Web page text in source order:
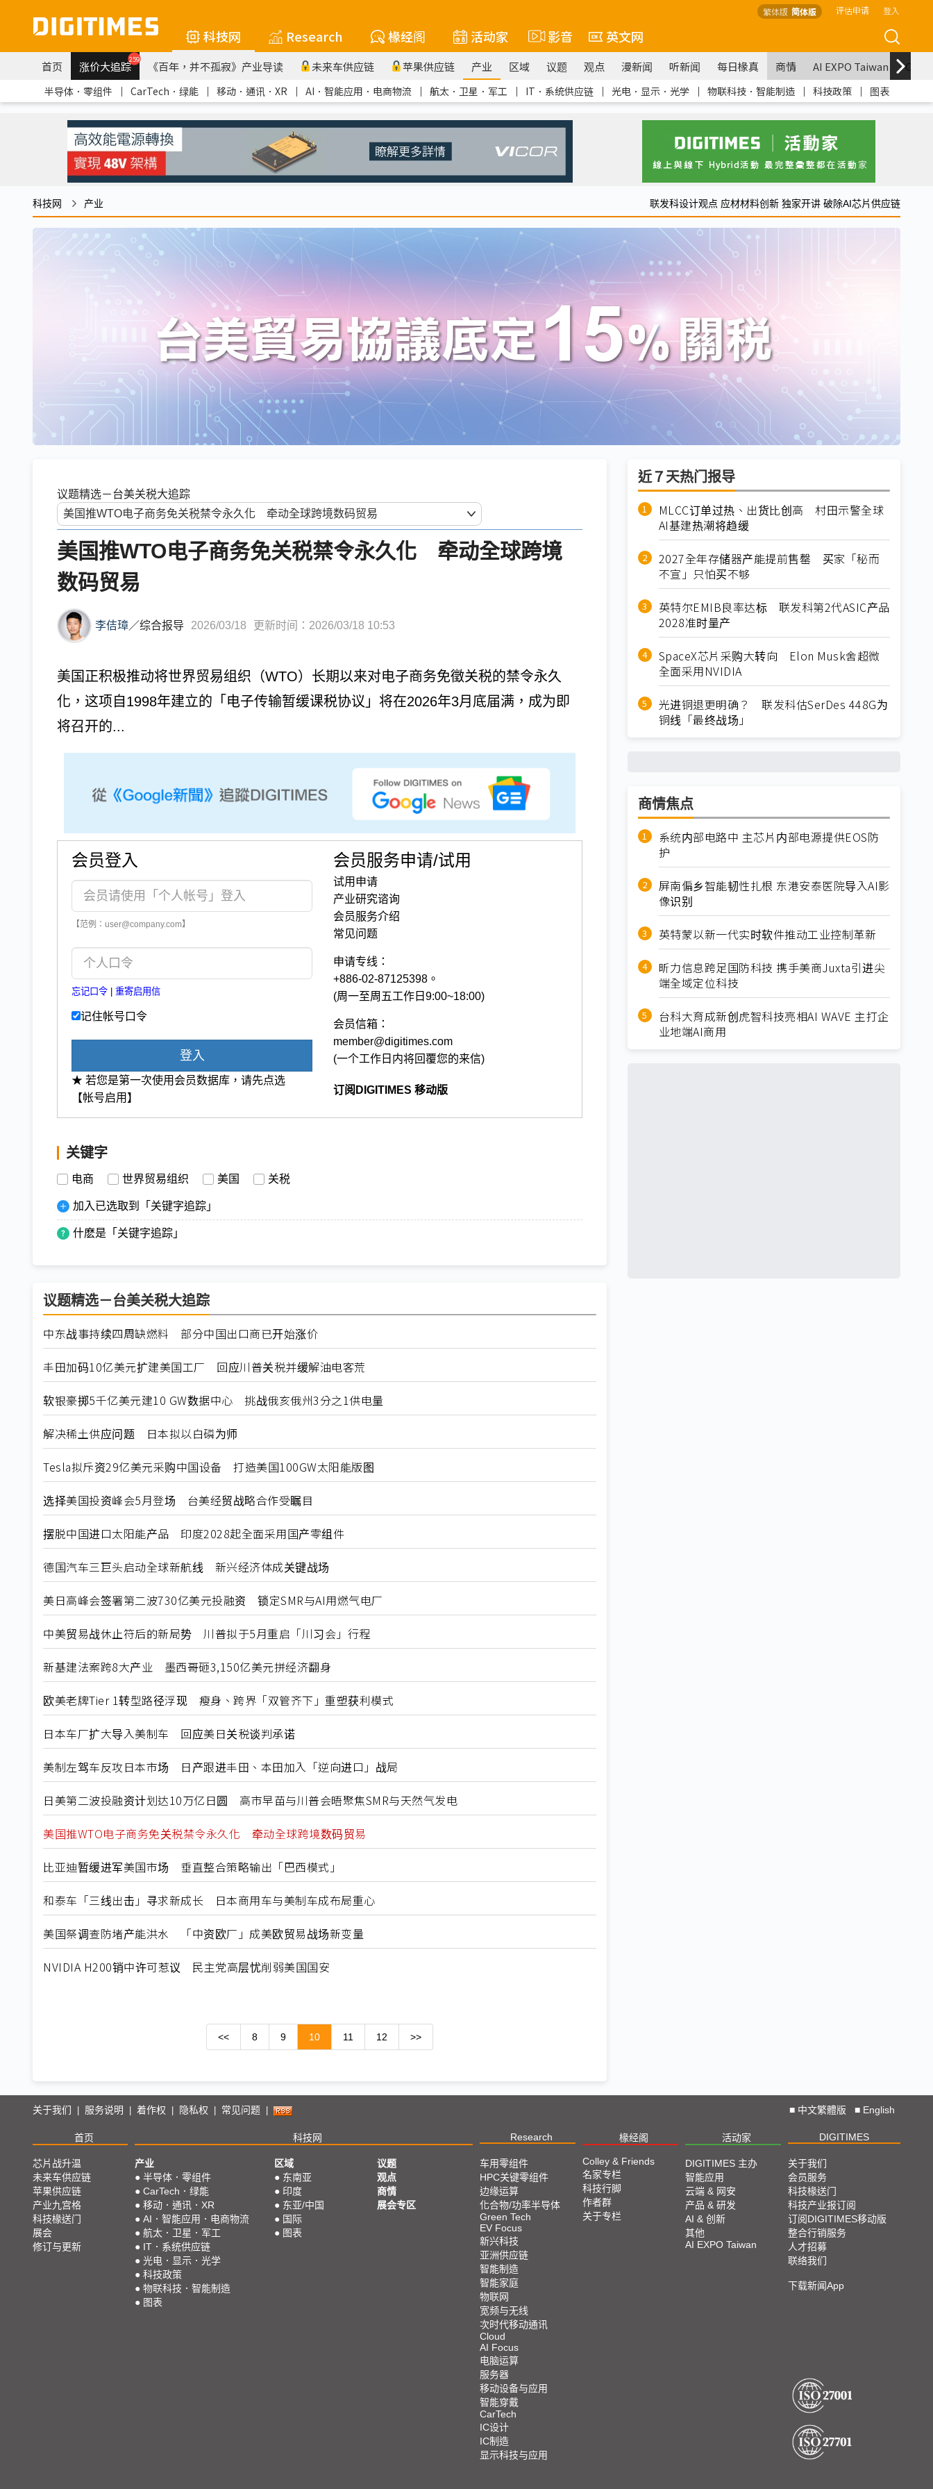
繁体版 简体版 评估申请 登入
科技网 Research 椽经阁 活动家 影音 英文网
首页 涨价大追踪259 《百年，并不孤寂》产业导读 未来车供应链 苹果供应链 产业 区域 议题 观点 漫新闻 听新闻 每日椽真 商情 AI EXPO Taiwan
半导体．零组件 ｜ CarTech．绿能 ｜ 移动．通讯．XR ｜ AI．智能应用．电商物流 ｜ 航太．卫星．军工 ｜ IT．系统供应链 ｜ 光电．显示．光学 ｜ 物联科技．智能制造 ｜ 科技政策 ｜ 图表
科技网 产业 联发科设计观点 应材材料创新 独家开讲 破除AI芯片供应链
议题精选－台美关税大追踪
美国推WTO电子商务免关税禁令永久化 牵动全球跨境
数码贸易
李佶璋／综合报导 2026/03/18 更新时间：2026/03/18 10:53
美国正积极推动将世界贸易组织（WTO）长期以来对电子商务免徵关税的禁令永久
化，这项自1998年建立的「电子传输暂缓课税协议」将在2026年3月底届满，成为即
将召开的...
会员登入
【范例：user@company.com】
忘记口令 重寄启用信
记住帐号口令
登入
★ 若您是第一次使用会员数据库，请先点选
【帐号启用】
会员服务申请/试用
试用申请
产业研究谘询
会员服务介绍
常见问题
申请专线：
+886-02-87125398。
(周一至周五工作日9:00~18:00)
会员信箱：
member@digitimes.com
(一个工作日内将回覆您的来信)
订阅DIGITIMES 移动版
关键字
电商 世界贸易组织 美国 关税
加入已选取到「关键字追踪」
什麽是「关键字追踪」
议题精选－台美关税大追踪
中东战事持续四周缺燃料 部分中国出口商已开始涨价
丰田加码10亿美元扩建美国工厂 回应川普关税并缓解油电客荒
软银豪掷5千亿美元建10 GW数据中心 挑战俄亥俄州3分之1供电量
解决稀土供应问题 日本拟以白磷为师
Tesla拟斥资29亿美元采购中国设备 打造美国100GW太阳能版图
选择美国投资峰会5月登场 台美经贸战略合作受瞩目
摆脱中国进口太阳能产品 印度2028起全面采用国产零组件
德国汽车三巨头启动全球新航线 新兴经济体成关键战场
美日高峰会签署第二波730亿美元投融资 锁定SMR与AI用燃气电厂
中美贸易战休止符后的新局势 川普拟于5月重启「川习会」行程
新基建法案跨8大产业 墨西哥砸3,150亿美元拼经济翻身
欧美老牌Tier 1转型路径浮现 瘦身、跨界「双管齐下」重塑获利模式
日本车厂扩大导入美制车 回应美日关税谈判承诺
美制左驾车反攻日本市场 日产跟进丰田、本田加入「逆向进口」战局
日美第二波投融资计划达10万亿日圆 高市早苗与川普会晤聚焦SMR与天然气发电
美国推WTO电子商务免关税禁令永久化 牵动全球跨境数码贸易
比亚迪暂缓进军美国市场 垂直整合策略输出「巴西模式」
和泰车「三线出击」寻求新成长 日本商用车与美制车成布局重心
美国祭调查防堵产能洪水 「中资欧厂」成美欧贸易战场新变量
NVIDIA H200销中许可惹议 民主党高层忧削弱美国国安
<< 8 9 10 11 12 >>
近７天热门报导
MLCC订单过热、出货比创高 村田示警全球
AI基建热潮将趋缓
2027全年存储器产能提前售罄 买家「秘而
不宣」只怕买不够
英特尔EMIB良率达标 联发科第2代ASIC产品
2028准时量产
SpaceX芯片采购大转向 Elon Musk舍超微
全面采用NVIDIA
光进铜退更明确？ 联发科估SerDes 448G为
铜线「最终战场」
商情焦点
系统内部电路中 主芯片内部电源提供EOS防
护
屏南偏乡智能韧性扎根 东港安泰医院导入AI影
像识别
英特蒙以新一代实时软件推动工业控制革新
昕力信息跨足国防科技 携手美商Juxta引进尖
端全域定位科技
台科大育成新创虎智科技亮相AI WAVE 主打企
业地端AI商用
关于我们 服务说明 着作权 隐私权 常见问题 ■ 中文繁體版 ■ English
首页 科技网 Research 椽经阁 活动家 DIGITIMES
芯片战升温
未来车供应链
苹果供应链
产业九宫格
科技椽送门
展会
修订与更新
产业
● 半导体．零组件
● CarTech．绿能
● 移动．通讯．XR
● AI．智能应用．电商物流
● 航太．卫星．军工
● IT．系统供应链
● 光电．显示．光学
● 科技政策
● 物联科技．智能制造
● 图表
区域
● 东南亚
● 印度
● 东亚/中国
● 国际
● 图表
议题
观点
商情
展会专区
车用零组件
HPC关键零组件
边缘运算
化合物/功率半导体
Green Tech
EV Focus
新兴科技
亚洲供应链
智能制造
智能家庭
物联网
宽频与无线
次时代移动通讯
Cloud
AI Focus
电脑运算
服务器
移动设备与应用
智能穿戴
CarTech
IC设计
IC制造
显示科技与应用
Colley & Friends
名家专栏
科技行脚
作者群
关于专栏
DIGITIMES 主办
智能应用
云端 & 网安
产品 & 研发
AI & 创新
其他
AI EXPO Taiwan
关于我们
会员服务
科技椽送门
科技产业报订阅
订阅DIGITIMES移动版
整合行销服务
人才招募
联络我们
下载新闻App